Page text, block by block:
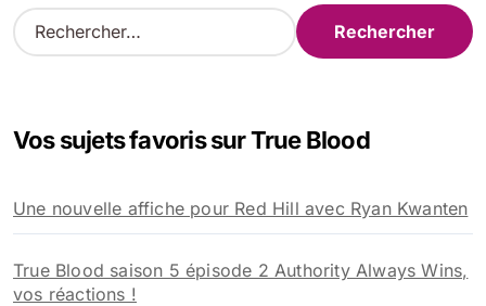
R
e
r
e
r
:
Vos sujets favoris sur True Blood
Une nouvelle affiche pour Red Hill avec Ryan Kwanten
True Blood saison 5 épisode 2 Authority Always Wins,
vos réactions !